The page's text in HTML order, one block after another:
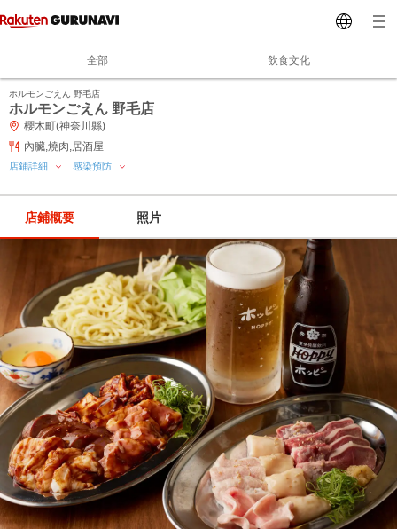
全部 飲食文化
ホルモンごえん 野毛店
ホルモンごえん 野毛店
櫻木町(神奈川縣)
內臟,燒肉,居酒屋
店鋪詳細 感染預防
店鋪概要 照片